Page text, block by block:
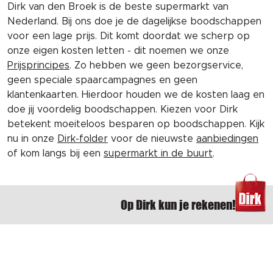
Dirk van den Broek is de beste supermarkt van
Nederland. Bij ons doe je de dagelijkse boodschappen
voor een lage prijs. Dit komt doordat we scherp op
onze eigen kosten letten - dit noemen we onze
Prijsprincipes. Zo hebben we geen bezorgservice,
geen speciale spaarcampagnes en geen
klantenkaarten. Hierdoor houden we de kosten laag en
doe jij voordelig boodschappen. Kiezen voor Dirk
betekent moeiteloos besparen op boodschappen. Kijk
nu in onze Dirk-folder voor de nieuwste aanbiedingen
of kom langs bij een supermarkt in de buurt.
Op Dirk kun je rekenen!